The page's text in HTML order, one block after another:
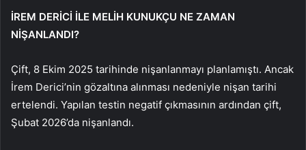
İREM DERİCİ İLE MELİH KUNUKÇU NE ZAMAN
NİŞANLANDI?
Çift, 8 Ekim 2025 tarihinde nişanlanmayı planlamıştı. Ancak
İrem Derici’nin gözaltına alınması nedeniyle nişan tarihi
ertelendi. Yapılan testin negatif çıkmasının ardından çift,
Şubat 2026’da nişanlandı.